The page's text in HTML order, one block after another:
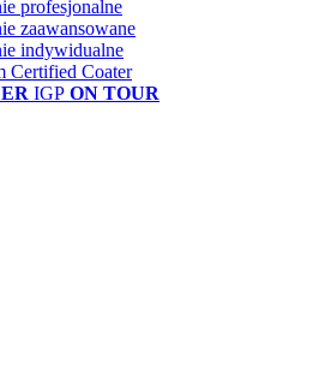
profesjonalne
zaawansowane
indywidualne
Certified Coater
IGP ON TOUR